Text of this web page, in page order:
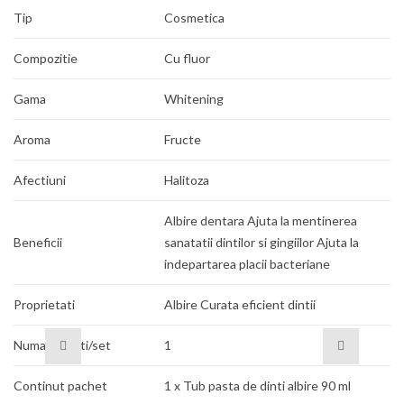
Tip Cosmetica
Compozitie Cu fluor
Gama Whitening
Aroma Fructe
Afectiuni Halitoza
Beneficii
Albire dentara Ajuta la mentinerea
sanatatii dintilor si gingiilor Ajuta la
indepartarea placii bacteriane
Proprietati Albire Curata eficient dintii
Numar bucati/set 1
Continut pachet 1 x Tub pasta de dinti albire 90 ml